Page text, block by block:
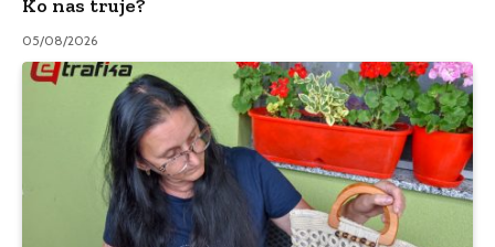
Ko nas truje?
05/08/2026